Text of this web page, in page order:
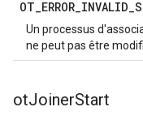
OT_ERROR_INVALID_
Un processus
ne peut pas être
otJoinerStart